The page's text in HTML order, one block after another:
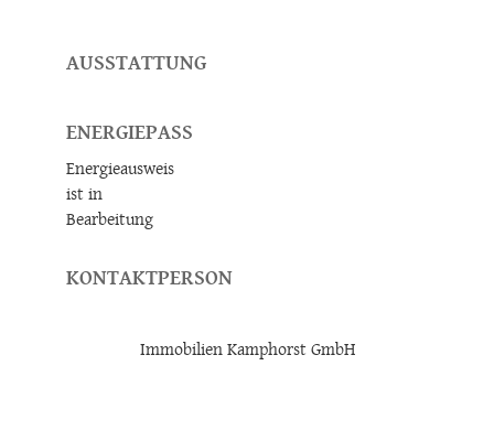
AUSSTATTUNG
ENERGIEPASS
Energieausweis
ist in
Bearbeitung
KONTAKTPERSON
Immobilien Kamphorst GmbH